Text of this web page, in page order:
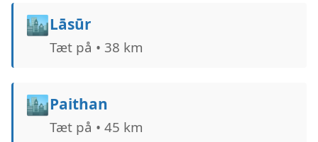
🏙️Lāsūr
Tæt på • 38 km
🏙️Paithan
Tæt på • 45 km